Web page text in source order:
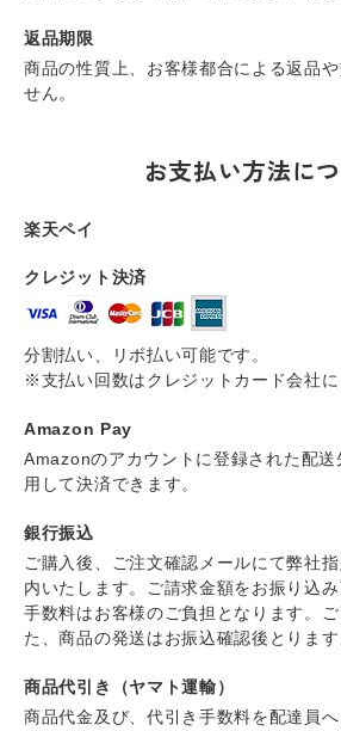
返品期限
商品の性質上、お客様都合による返品
せん。
お支払い方法に
楽天ペイ
クレジット決済
分割払い、リボ払い可能です。
※支払い回数はクレジットカード会社に
Amazon Pay
Amazonのアカウントに登録された配送
用して決済できます。
銀行振込
ご購入後、ご注文確認メールにて弊社
内いたします。ご請求金額をお振り込
手数料はお客様のご負担となります。
た、商品の発送はお振込確認後とります
商品代引き（ヤマト運輸）
商品代金及び、代引き手数料を配達員へ